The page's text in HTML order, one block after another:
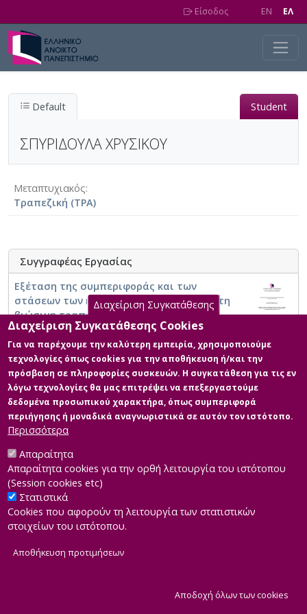
Είσοδος EN EΛ
Default Student
ΣΠΥΡΙΔΟΥΛΑ ΧΡΥΣΙΚΟΥ
Μεταπτυχιακός
Τραπεζική (ΤΡΑ)
Συγγραφέας Εργασίας
Εξέταση της συμπεριφοράς και των
στάσεων των καταναλωτών σχετικά με τη
βιώσιμη τραπεζική στην Ελλάδα
Developed byINTEROPTICS
Διαχείριση Συγκατάθεσης
Διαχείριση Συγκατάθεσης Cookies
Για να παρέχουμε την καλύτερη εμπειρία, χρησιμοποιούμε
τεχνολογίες όπως cookies για την αποθήκευση ή/και την
πρόσβαση σε πληροφορίες συσκευών. Η συγκατάθεση για τις εν
λόγω τεχνολογίες θα μας επιτρέψει να επεξεργαστούμε
δεδομένα προσωπικού χαρακτήρα, όπως συμπεριφορά
περιήγησης ή μοναδικά αναγνωριστικά σε αυτόν τον ιστότοπο.
Περισσότερα
Απαραίτητα
Απαραίτητα cookies για την ορθή λειτουργία του ιστότοπου
(Session cookies etc)
Στατιστικά
Cookies που αφορούν τη λειτουργία των στατιστικών
στοιχείων του ιστότοπου.
Αποθήκευση προτιμήσεων
Αποδοχή όλων των cookies